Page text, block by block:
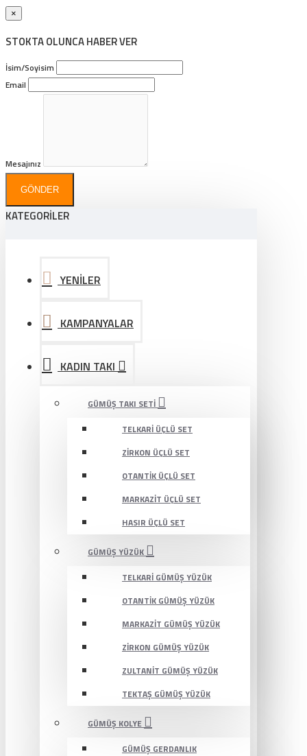
×
STOKTA OLUNCA HABER VER
İsim/Soyisim
Email
Mesajınız
GÖNDER
KATEGORİLER
YENİLER
KAMPANYALAR
KADIN TAKI
GÜMÜŞ TAKI SETI
TELKARI ÜÇLÜ SET
ZIRKON ÜÇLÜ SET
OTANTIK ÜÇLÜ SET
MARKAZIT ÜÇLÜ SET
HASIR ÜÇLÜ SET
GÜMÜŞ YÜZÜK
TELKARI GÜMÜŞ YÜZÜK
OTANTIK GÜMÜŞ YÜZÜK
MARKAZIT GÜMÜŞ YÜZÜK
ZIRKON GÜMÜŞ YÜZÜK
ZULTANIT GÜMÜŞ YÜZÜK
TEKTAŞ GÜMÜŞ YÜZÜK
GÜMÜŞ KOLYE
GÜMÜŞ GERDANLIK